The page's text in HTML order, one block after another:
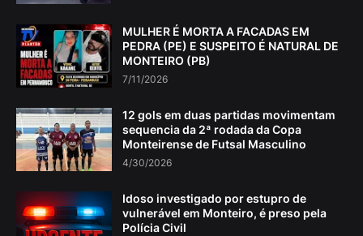
MULHER É MORTA A FACADAS EM
PEDRA (PE) E SUSPEITO É NATURAL DE
MONTEIRO (PB)
7/11/2026
12 gols em duas partidas movimentam
sequencia da 2ª rodada da Copa
Monteirense de Futsal Masculino
4/30/2026
Idoso investigado por estupro de
vulnerável em Monteiro, é preso pela
Polícia Civil